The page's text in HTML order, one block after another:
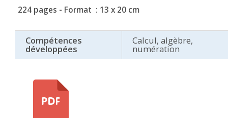
224 pages - Format : 13 x 20 cm
Compétences
développées
Calcul, algèbre,
numération